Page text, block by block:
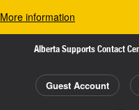
More information
Alberta Supports Contact
Guest Account